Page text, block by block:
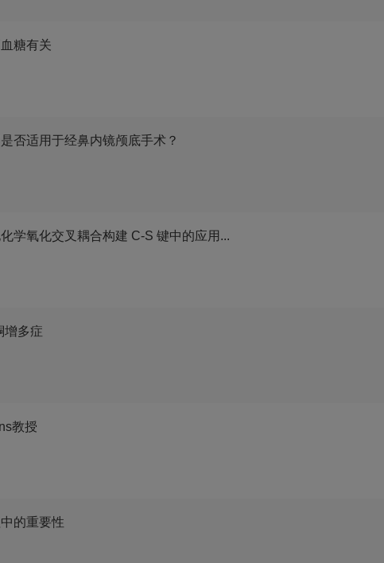
糖有关
否适用于经鼻内镜颅底手术？
学氧化交叉耦合构建 C-S 键中的应用...
增多症
教授
的重要性